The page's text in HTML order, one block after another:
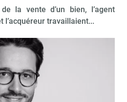
la vente d’un bien, l’agent
l’acquéreur travaillaient...
Je déciderai plus